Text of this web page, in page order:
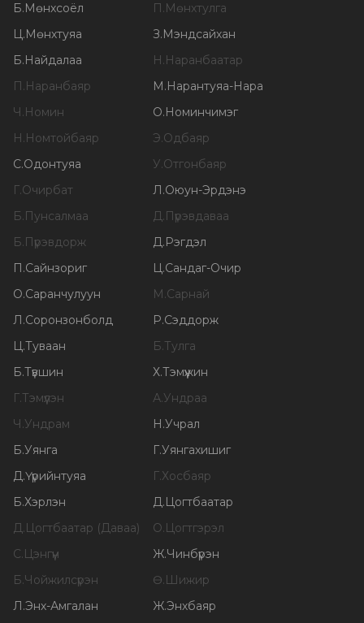
Б.Мөнхсоёл П.Мөнхтулга
Ц.Мөнхтуяа З.Мэндсайхан
Б.Найдалаа Н.Наранбаатар
П.Наранбаяр М.Нарантуяа-Нара
Ч.Номин О.Номинчимэг
Н.Номтойбаяр Э.Одбаяр
С.Одонтуяа У.Отгонбаяр
Г.Очирбат Л.Оюун-Эрдэнэ
Б.Пунсалмаа Д.Пүрэвдаваа
Б.Пүрэвдорж Д.Рэгдэл
П.Сайнзориг Ц.Сандаг-Очир
О.Саранчулуун М.Сарнай
Л.Соронзонболд Р.Сэддорж
Ц.Туваан Б.Тулга
Б.Түвшин Х.Тэмүүжин
Г.Тэмүүлэн А.Ундраа
Ч.Ундрам Н.Учрал
Б.Уянга Г.Уянгахишиг
Д.Үүрийнтуяа Г.Хосбаяр
Б.Хэрлэн Д.Цогтбаатар
Д.Цогтбаатар (Даваа) О.Цогтгэрэл
С.Цэнгүүн Ж.Чинбүрэн
Б.Чойжилсүрэн Ө.Шижир
Л.Энх-Амгалан Ж.Энхбаяр